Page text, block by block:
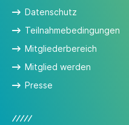
Datenschutz
Teilnahmebedingungen
Mitgliederbereich
Mitglied werden
Presse